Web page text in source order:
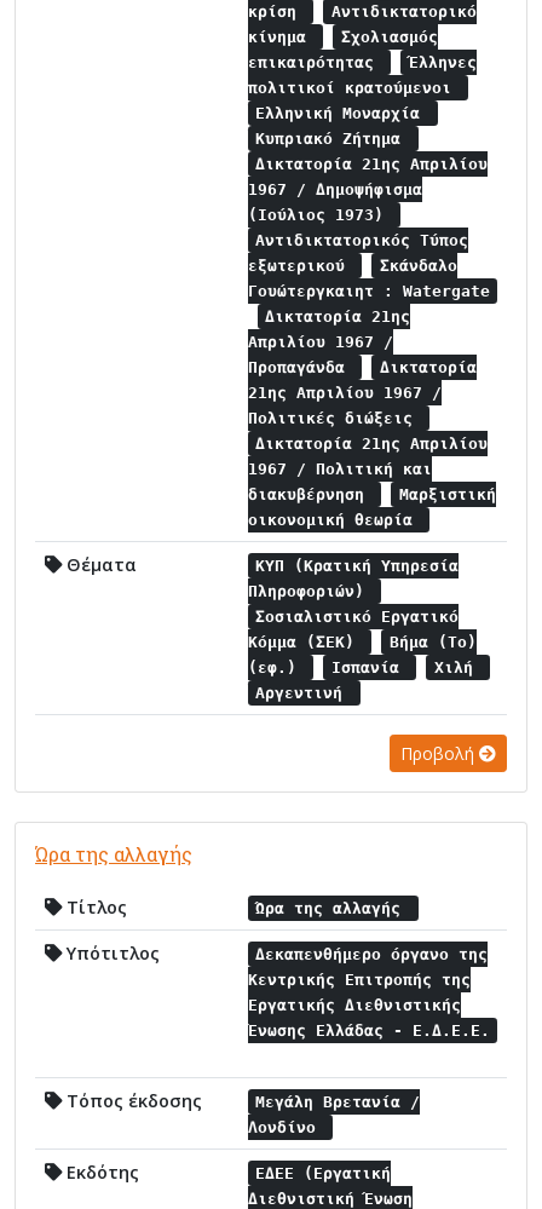
κρίση
Αντιδικτατορικό
κίνημα
Σχολιασμός
επικαιρότητας
Έλληνες
πολιτικοί κρατούμενοι
Ελληνική Μοναρχία
Κυπριακό Ζήτημα
Δικτατορία 21ης Απριλίου
1967 / Δημοψήφισμα
(Ιούλιος 1973)
Αντιδικτατορικός Τύπος
εξωτερικού
Σκάνδαλο
Γουώτεργκαιητ : Watergate
Δικτατορία 21ης
Απριλίου 1967 /
Προπαγάνδα
Δικτατορία
21ης Απριλίου 1967 /
Πολιτικές διώξεις
Δικτατορία 21ης Απριλίου
1967 / Πολιτική και
διακυβέρνηση
Μαρξιστική
οικονομική θεωρία
Θέματα
ΚΥΠ (Κρατική Υπηρεσία
Πληροφοριών)
Σοσιαλιστικό Εργατικό
Κόμμα (ΣΕΚ)
Βήμα (Το)
(εφ.)
Ισπανία
Χιλή
Αργεντινή
Προβολή
Ώρα της αλλαγής
Τίτλος Ώρα της αλλαγής
Υπότιτλος
Δεκαπενθήμερο όργανο της
Κεντρικής Επιτροπής της
Εργατικής Διεθνιστικής
Ένωσης Ελλάδας - Ε.Δ.Ε.Ε.
Τόπος έκδοσης
Μεγάλη Βρετανία /
Λονδίνο
Εκδότης
ΕΔΕΕ (Εργατική
Διεθνιστική Ένωση